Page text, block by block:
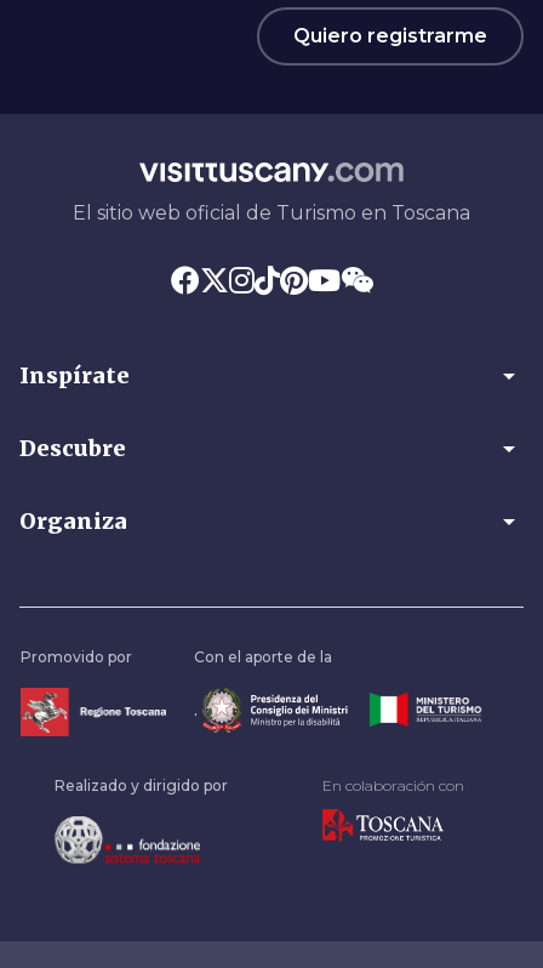
Quiero registrarme
El sitio web oficial de Turismo en Toscana
Inspírate arrow_drop_down
Descubre arrow_drop_down
Organiza arrow_drop_down
Promovido por Con el aporte de la
.
Realizado y dirigido por En colaboración con